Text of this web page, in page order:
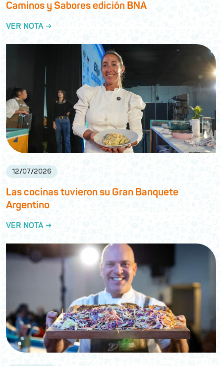
Caminos y Sabores edición BNA
VER NOTA →
12/07/2026
Las cocinas tuvieron su Gran Banquete
Argentino
VER NOTA →